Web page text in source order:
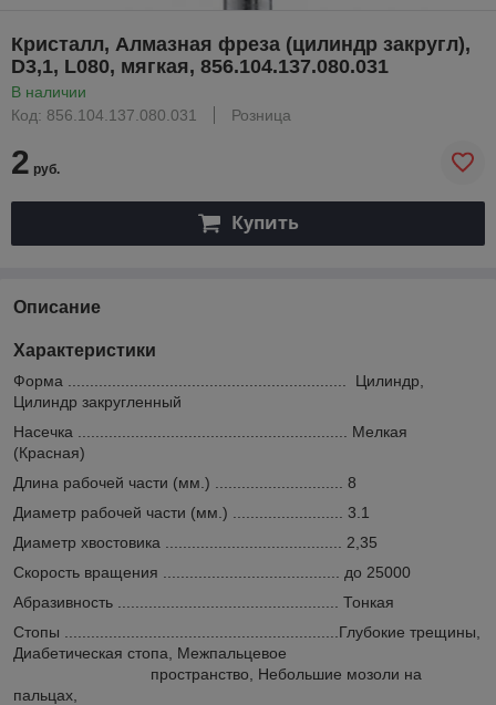
Кристалл, Алмазная фреза (цилиндр закругл),
D3,1, L080, мягкая, 856.104.137.080.031
В наличии
Код: 856.104.137.080.031
Розница
2 руб.
Купить
Описание
Характеристики
Форма ............................................................... Цилиндр,
Цилиндр закругленный
Насечка ............................................................. Мелкая
(Красная)
Длина рабочей части (мм.) ............................. 8
Диаметр рабочей части (мм.) ......................... 3.1
Диаметр хвостовика ........................................ 2,35
Скорость вращения ........................................ до 25000
Абразивность .................................................. Тонкая
Стопы ..............................................................Глубокие трещины,
Диабетическая стопа, Межпальцевое
пространство, Небольшие мозоли на
пальцах,